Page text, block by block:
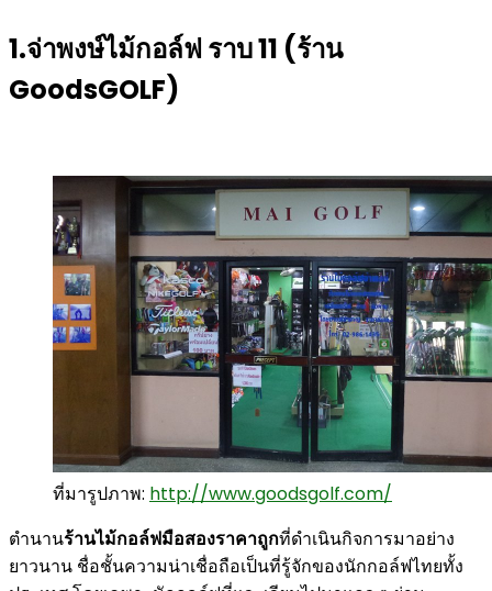
1.จ่าพงษ์ไม้กอล์ฟ ราบ 11 (ร้าน
GoodsGOLF)
ที่มารูปภาพ: http://www.goodsgolf.com/
ตำนานร้านไม้กอล์ฟมือสองราคาถูกที่ดำเนินกิจการมาอย่าง
ยาวนาน ชื่อชั้นความน่าเชื่อถือเป็นที่รู้จักของนักกอล์ฟไทยทั้ง